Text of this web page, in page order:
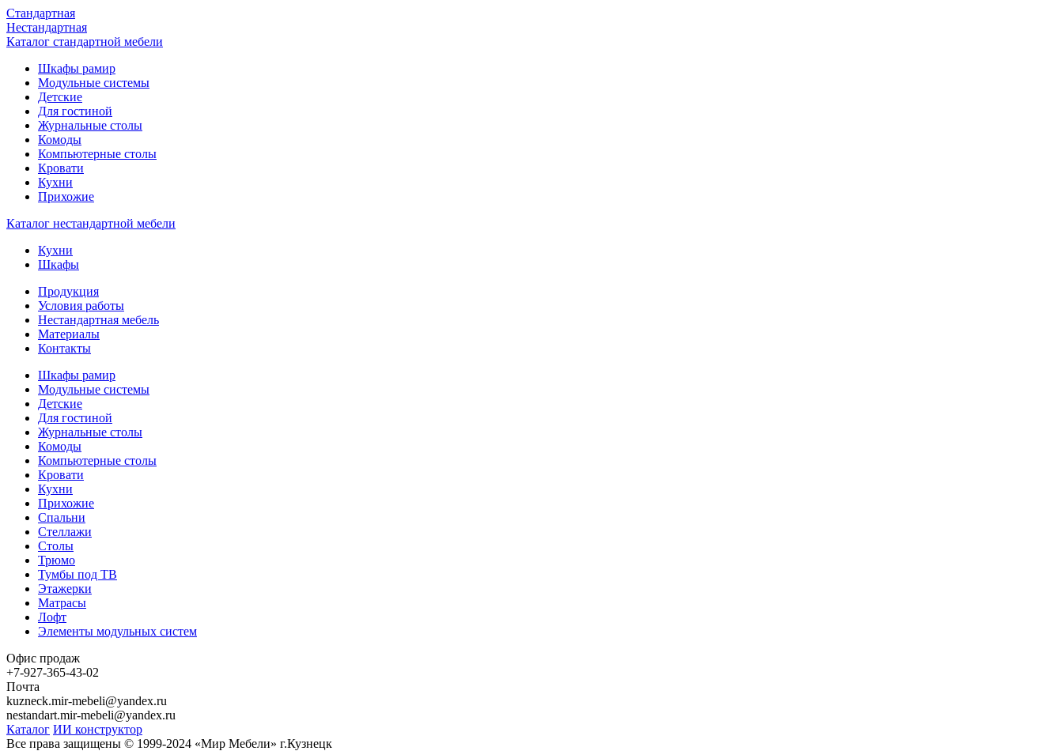
Стандартная
Нестандартная
Каталог стандартной мебели
Шкафы рамир
Модульные системы
Детские
Для гостиной
Журнальные столы
Комоды
Компьютерные столы
Кровати
Кухни
Прихожие
Каталог нестандартной мебели
Кухни
Шкафы
Продукция
Условия работы
Нестандартная мебель
Материалы
Контакты
Шкафы рамир
Модульные системы
Детские
Для гостиной
Журнальные столы
Комоды
Компьютерные столы
Кровати
Кухни
Прихожие
Спальни
Стеллажи
Столы
Трюмо
Тумбы под ТВ
Этажерки
Матрасы
Лофт
Элементы модульных систем
Офис продаж
+7-927-365-43-02
Почта
kuzneck.mir-mebeli@yandex.ru
nestandart.mir-mebeli@yandex.ru
Каталог ИИ конструктор
Все права защищены © 1999-2024 «Мир Мебели» г.Кузнецк